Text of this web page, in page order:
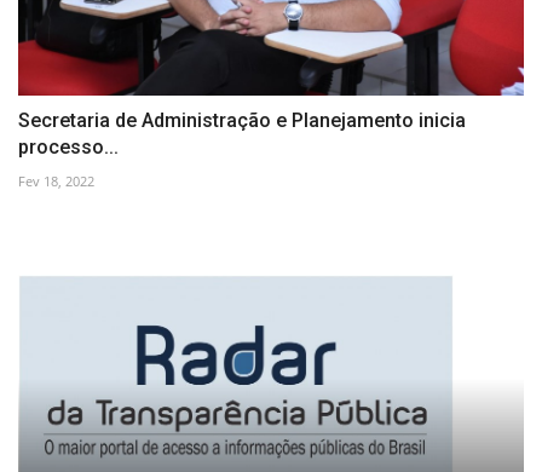
Secretaria de Administração e Planejamento inicia
processo...
Fev 18, 2022